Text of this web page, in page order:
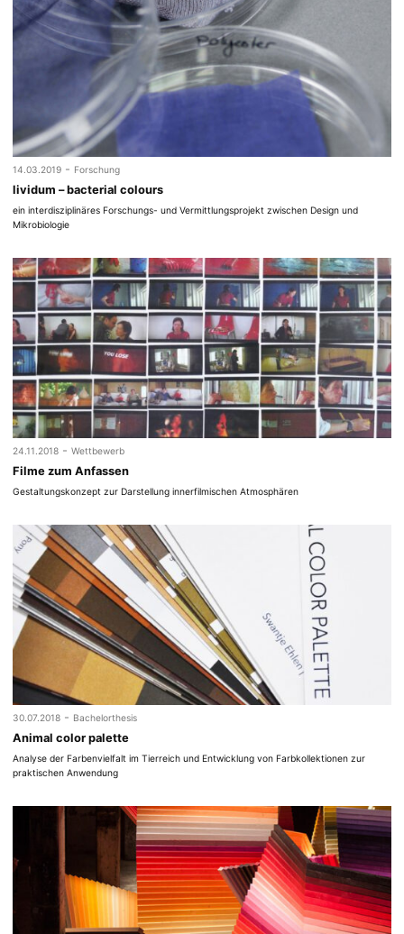
14.03.2019 - Forschung
lividum – bacterial colours
ein interdisziplinäres Forschungs- und Vermittlungsprojekt zwischen Design und
Mikrobiologie
24.11.2018 - Wettbewerb
Filme zum Anfassen
Gestaltungskonzept zur Darstellung innerfilmischen Atmosphären
30.07.2018 - Bachelorthesis
Animal color palette
Analyse der Farbenvielfalt im Tierreich und Entwicklung von Farbkollektionen zur
praktischen Anwendung